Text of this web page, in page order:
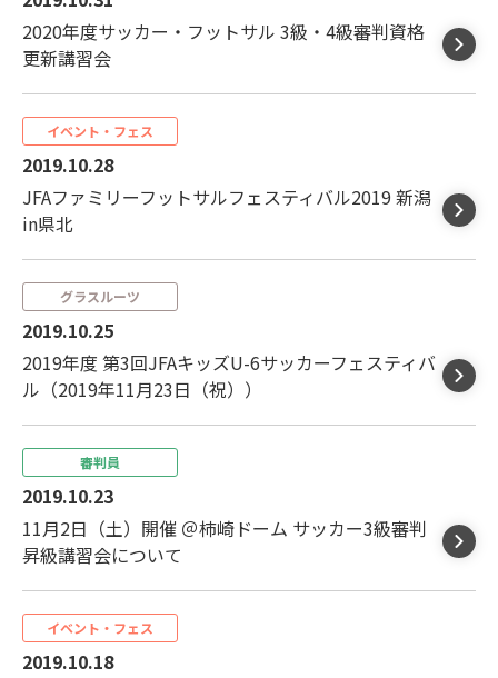
2020年度サッカー・フットサル 3級・4級審判資格
更新講習会
イベント・フェス
2019.10.28
JFAファミリーフットサルフェスティバル2019 新潟
in県北
グラスルーツ
2019.10.25
2019年度 第3回JFAキッズU-6サッカーフェスティバ
ル（2019年11月23日（祝））
審判員
2019.10.23
11月2日（土）開催 ＠柿崎ドーム サッカー3級審判
昇級講習会について
イベント・フェス
2019.10.18